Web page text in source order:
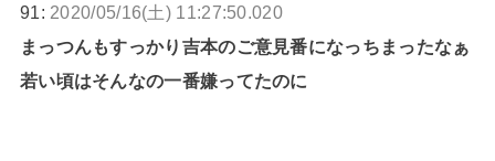
91: 2020/05/16(土) 11:27:50.020
まっつんもすっかり吉本のご意見番になっちまったなぁ
若い頃はそんなの一番嫌ってたのに